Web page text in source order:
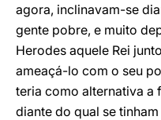
agora, inclinavam-se
gente pobre, e muito
Herodes aquele Rei
ameaçá-lo com o seu
teria como alternativa a
diante do qual se